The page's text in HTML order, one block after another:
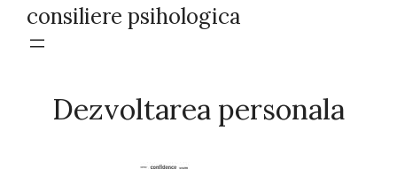
consiliere psihologica
Dezvoltarea personala